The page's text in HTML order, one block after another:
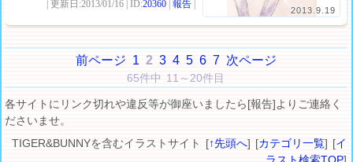
2013.9.19
| 更新日:2013/01/16 | ID:20360 |報告
前ページ 1 2 3 4 5 6 7 次ページ
65件中 11～20件目
各サイトにリンク切れや違反等が御座いましたら[報告]よりご連絡く
ださいませ。
TIGER&BUNNYを含むイラストサイト [↑先頭へ] [カテゴリ一覧] [イ